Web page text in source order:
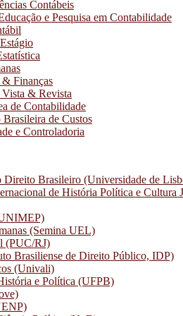
Contábeis
e Pesquisa em Contabilidade
Finanças
& Revista
de Contabilidade
Brasileira de Custos
e Controladoria
Direito Brasileiro (Universidade de
de História Política e Cultura
(Semina UEL)
(PUC/RJ)
Brasiliense de Direito Público, IDP)
(Univali)
e Política (UFPB)